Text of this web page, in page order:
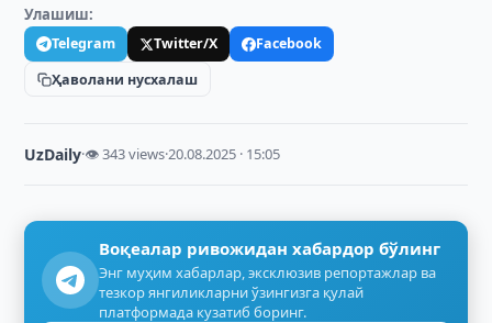
Улашиш:
Telegram Twitter/X
Facebook
Ҳаволани нусхалаш
UzDaily·👁 343 views·20.08.2025 · 15:05
Воқеалар ривожидан хабардор бўлинг
Энг муҳим хабарлар, эксклюзив репортажлар ва
тезкор янгиликларни ўзингизга қулай
платформада кузатиб боринг.